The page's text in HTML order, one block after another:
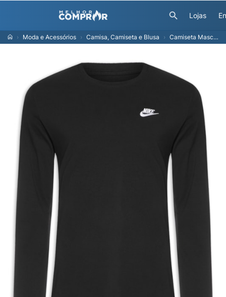
Lojas
Moda e Acessórios Camisa, Camiseta e Blusa Camiseta Masculina Manga Longa M Nsw Tee Ls Embrd - Preto